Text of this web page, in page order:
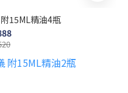
15ML精油4瓶